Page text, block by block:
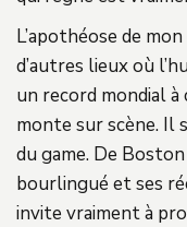
L’apothéose de
d’autres lieux où
un record mondial à
monte sur scène. Il
du game. De
bourlingué et ses
invite vraiment à